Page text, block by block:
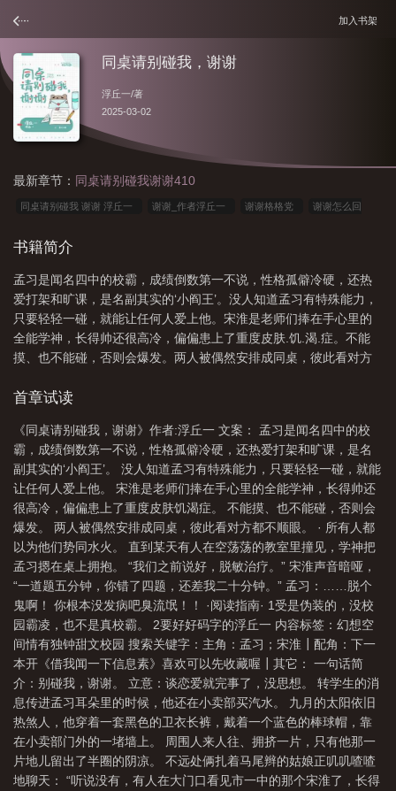
加入书架
同桌请别碰我，谢谢
浮丘一/著
2025-03-02
最新章节： 同桌请别碰我谢谢410
同桌请别碰我 谢谢 浮丘一 谢谢_作者浮丘一 谢谢格格党 谢谢怎么回
谢浮丘一免费阅读
浮丘一 谢谢怎么说 同桌请别碰我全文免费阅读 同桌请别碰我谢谢浮丘一免
费 同桌请别碰我谢谢 同桌别啊 谢谢浮丘一免费阅读晋江 谢谢浮丘一晋
江 谢谢雪上川 谢谢免费 谢谢 谢谢 雪上川 同桌请别碰我谢谢全文
阅读 谢谢英文 同桌请别碰我谢辞TXT 谢谢无删减免费阅读 同桌请别碰
谢谢晋江 谢谢百度 别碰我同桌的文案 谢谢浮丘 同桌请你别碰我谢
谢 同桌请别碰我谢谢番外 同桌请别碰我谢谢免费阅读 请别碰我 同桌请
别碰我谢谢笔趣阁在线阅读 同桌请别碰我谢谢第几章表白 同桌请别碰我谢谢副
CP 谢谢 浮丘一 谢谢全文免费阅读
书籍简介
孟习是闻名四中的校霸，成绩倒数第一不说，性格孤僻冷硬，还热
爱打架和旷课，是名副其实的‘小阎王’。没人知道孟习有特殊能力，
只要轻轻一碰，就能让任何人爱上他。宋淮是老师们捧在手心里的
全能学神，长得帅还很高冷，偏偏患上了重度皮肤.饥.渴.症。不能
摸、也不能碰，否则会爆发。两人被偶然安排成同桌，彼此看对方
教室里撞见，学神把孟习摁在桌上拥抱。“我们之前说好，脱敏治
钟。”孟习：……脱个鬼啊！你根本没发病吧臭流氓！！…
首章试读
《同桌请别碰我，谢谢》作者:浮丘一 文案： 孟习是闻名四中的校
霸，成绩倒数第一不说，性格孤僻冷硬，还热爱打架和旷课，是名
副其实的‘小阎王’。 没人知道孟习有特殊能力，只要轻轻一碰，就能
让任何人爱上他。 宋淮是老师们捧在手心里的全能学神，长得帅还
很高冷，偏偏患上了重度皮肤饥渴症。 不能摸、也不能碰，否则会
爆发。 两人被偶然安排成同桌，彼此看对方都不顺眼。 · 所有人都
以为他们势同水火。 直到某天有人在空荡荡的教室里撞见，学神把
孟习摁在桌上拥抱。 “我们之前说好，脱敏治疗。” 宋淮声音暗哑，
“一道题五分钟，你错了四题，还差我二十分钟。” 孟习：……脱个
鬼啊！ 你根本没发病吧臭流氓！！ ·阅读指南· 1受是伪装的，没校
园霸凌，也不是真校霸。 2要好好码字的浮丘一 内容标签：幻想空
间情有独钟甜文校园 搜索关键字：主角：孟习；宋淮┃配角：下一
本开《借我闻一下信息素》喜欢可以先收藏喔┃其它： 一句话简
介：别碰我，谢谢。 立意：谈恋爱就完事了，没思想。 转学生的消
息传进孟习耳朵里的时候，他还在小卖部买汽水。 九月的太阳依旧
热煞人，他穿着一套黑色的卫衣长裤，戴着一个蓝色的棒球帽，靠
在小卖部门外的一堵墙上。 周围人来人往、拥挤一片，只有他那一
片地儿留出了半圈的阴凉。 不远处俩扎着马尾辫的姑娘正叽叽喳喳
地聊天： “听说没有，有人在大门口看见市一中的那个宋淮了，长得